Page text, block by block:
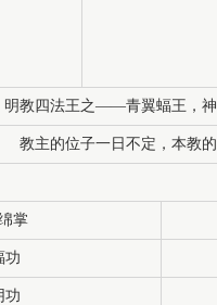
明教四法王之——青翼蝠王，神
教主的位子一日不定，本教
掌
功
功